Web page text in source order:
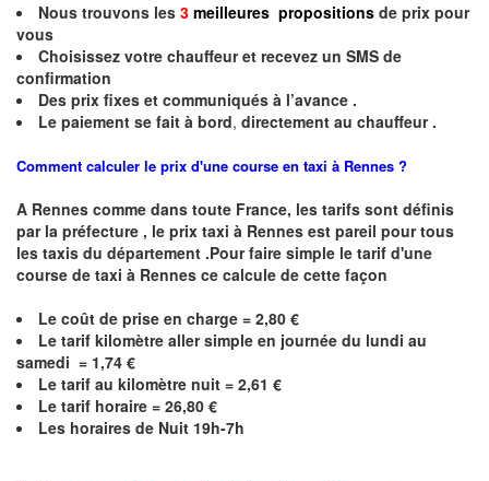
Nous trouvons les 3 meilleures propositions de prix pour
vous
Choisissez votre chauffeur et recevez un SMS de
confirmation
Des prix fixes et communiqués à l’avance .
Le paiement se fait à bord, directement au chauffeur .
Comment calculer le prix d'une course en taxi à Rennes ?
A Rennes comme dans toute France, les tarifs sont définis
par la préfecture , le prix taxi à Rennes est pareil pour tous
les taxis du département .Pour faire simple le tarif d'une
course de taxi à Rennes ce calcule de cette façon
Le coût de prise en charge = 2,80 €
Le tarif kilomètre aller simple en journée du lundi au
samedi = 1,74 €
Le tarif au kilomètre nuit = 2,61 €
Le tarif horaire = 26,80 €
Les horaires de Nuit 19h-7h